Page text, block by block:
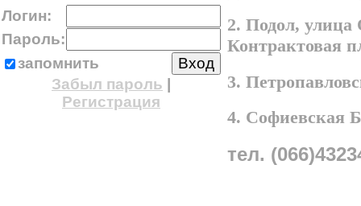
Логин:
Пароль:
запомнить
Забыл пароль
Регистрация
2. Подол,
Контрактовая
3.
4. Софиевская
тел.